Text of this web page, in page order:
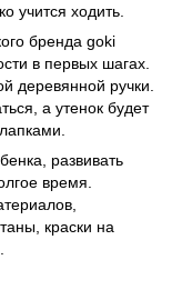
учится ходить.
бренда goki
в первых шагах.
деревянной ручки.
а утенок будет
развивать
время.
краски на